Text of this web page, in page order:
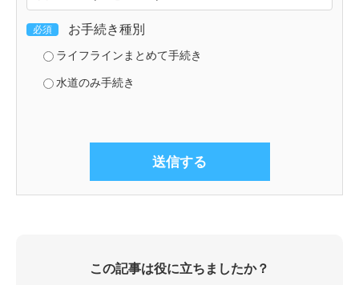
必須 お手続き種別
ライフラインまとめて手続き
水道のみ手続き
この記事は役に立ちましたか？